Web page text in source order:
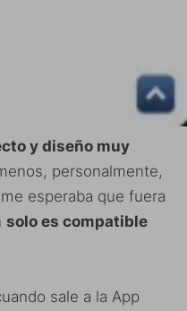
y diseño muy
personalmente,
esperaba que fuera
solo es compatible
sale a la App